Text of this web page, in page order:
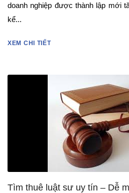
doanh nghiệp được thành lập mới
kể...
XEM CHI TIẾT
Tìm thuê luật sư uy tín – Dễ